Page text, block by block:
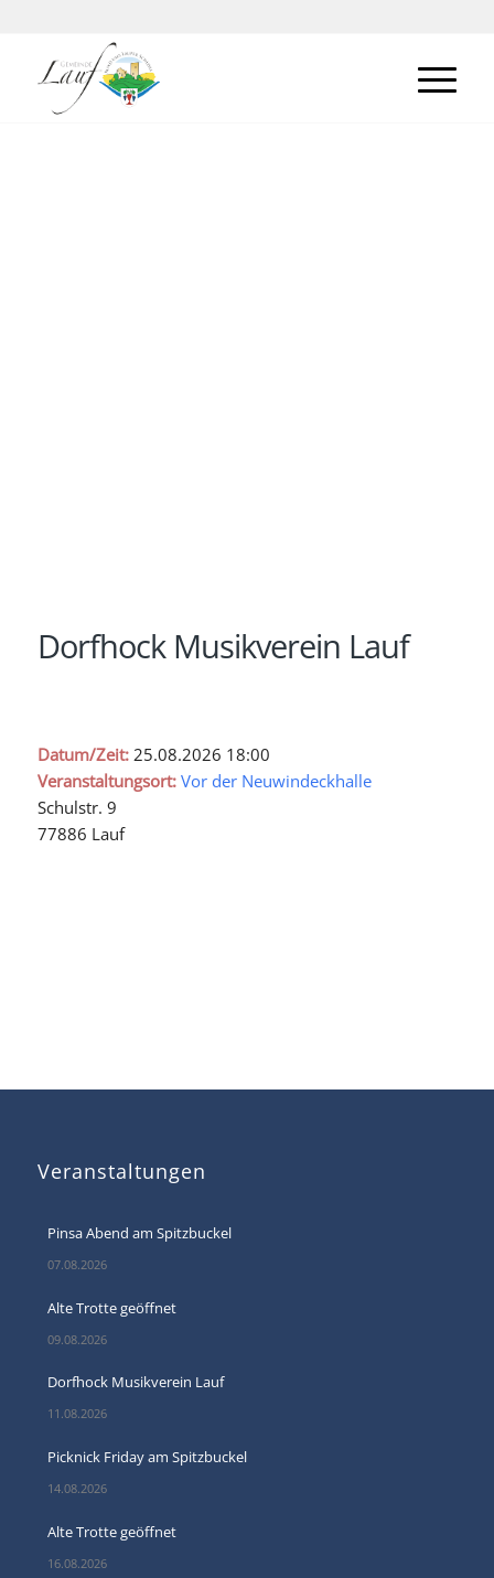
Dorfhock Musikverein Lauf
Datum/Zeit:25.08.2026 18:00
Veranstaltungsort: Vor der Neuwindeckhalle
Schulstr. 9
77886 Lauf
Veranstaltungen
Pinsa Abend am Spitzbuckel
07.08.2026
Alte Trotte geöffnet
09.08.2026
Dorfhock Musikverein Lauf
11.08.2026
Picknick Friday am Spitzbuckel
14.08.2026
Alte Trotte geöffnet
16.08.2026